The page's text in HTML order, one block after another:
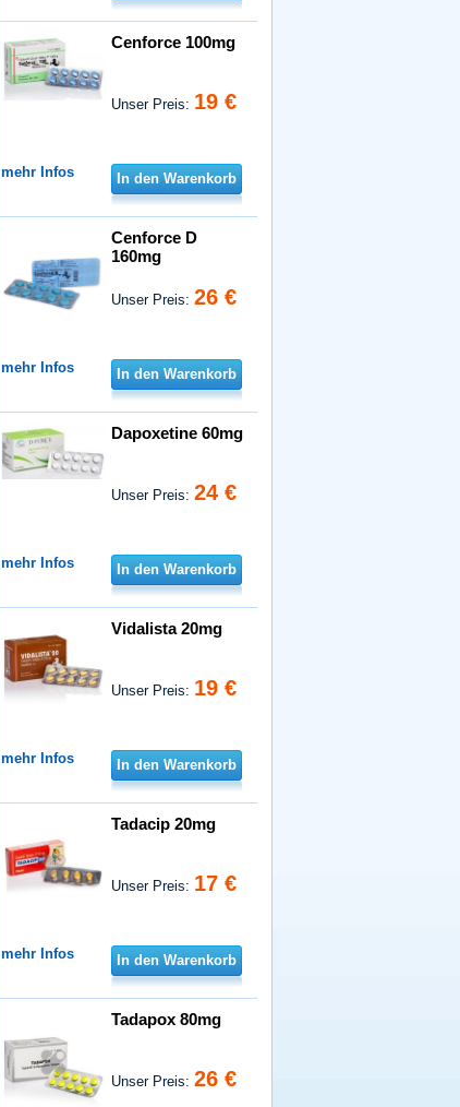
Cenforce 100mg
Unser Preis: 19 €
mehr Infos In den Warenkorb
Cenforce D
160mg
Unser Preis:26 €
mehr Infos In den Warenkorb
Dapoxetine 60mg
Unser Preis:24 €
mehr Infos In den Warenkorb
Vidalista 20mg
Unser Preis: 19 €
mehr Infos In den Warenkorb
Tadacip 20mg
Unser Preis: 17 €
mehr Infos In den Warenkorb
Tadapox 80mg
Unser Preis:26 €